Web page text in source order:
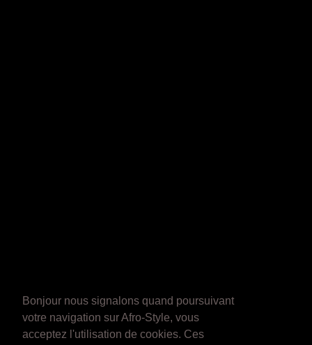
Bonjour nous signalons quand poursuivant
votre navigation sur Afro-Style, vous
acceptez l'utilisation de cookies. Ces